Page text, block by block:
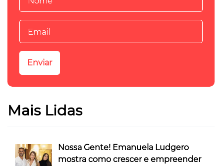
Mais Lidas
Nossa Gente! Emanuela Ludgero
mostra como crescer e empreender